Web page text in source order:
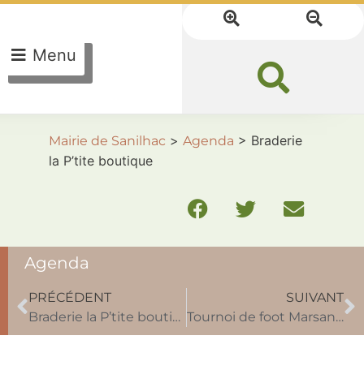
Menu
Mairie de Sanilhac > Agenda > Braderie
la P’tite boutique
Agenda
PRÉCÉDENT
Braderie la P’tite boutique
SUIVANT
Tournoi de foot Marsaneix U11-U13